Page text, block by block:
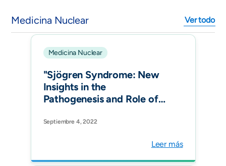
Medicina Nuclear Ver todo
Medicina Nuclear
"Sjögren Syndrome: New
Insights in the
Pathogenesis and Role of
Med."
Septiembre 4, 2022
Leer más